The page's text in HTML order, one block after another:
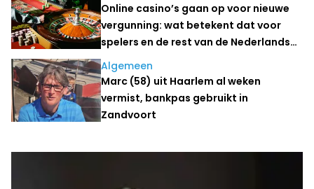
Online casino’s gaan op voor nieuwe
vergunning: wat betekent dat voor
spelers en de rest van de Nederlandse
kansspelmarkt?
Algemeen
Marc (58) uit Haarlem al weken
vermist, bankpas gebruikt in
Zandvoort
Laatste nieuws